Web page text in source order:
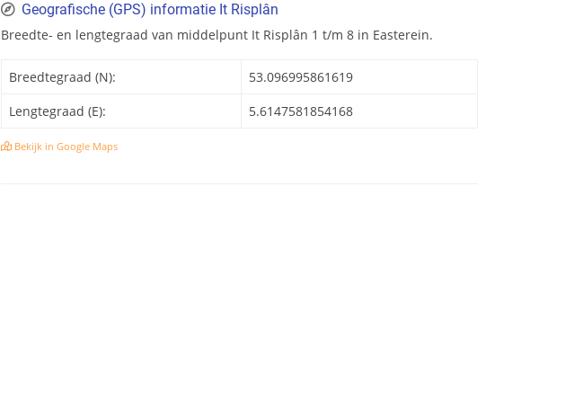
Geografische (GPS) informatie It Risplân
Breedte- en lengtegraad van middelpunt It Risplân 1 t/m 8 in Easterein.
Breedtegraad (N):
53.096995861619
Lengtegraad (E):
5.6147581854168
Bekijk in Google Maps